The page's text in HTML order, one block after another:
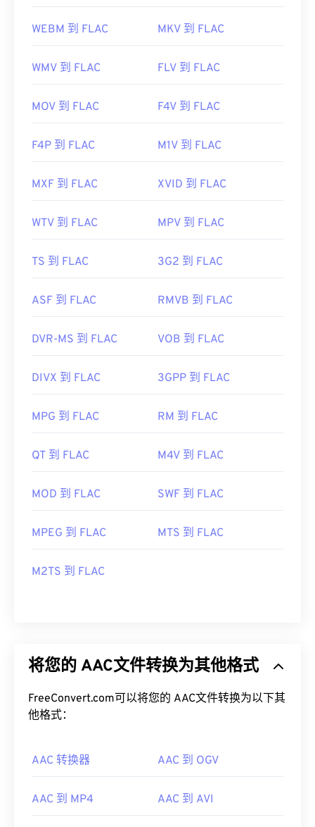
WEBM 到 FLAC MKV 到 FLAC
WMV 到 FLAC FLV 到 FLAC
MOV 到 FLAC F4V 到 FLAC
F4P 到 FLAC M1V 到 FLAC
MXF 到 FLAC XVID 到 FLAC
WTV 到 FLAC MPV 到 FLAC
TS 到 FLAC 3G2 到 FLAC
ASF 到 FLAC RMVB 到 FLAC
DVR-MS 到 FLAC VOB 到 FLAC
DIVX 到 FLAC 3GPP 到 FLAC
MPG 到 FLAC RM 到 FLAC
QT 到 FLAC M4V 到 FLAC
MOD 到 FLAC SWF 到 FLAC
MPEG 到 FLAC MTS 到 FLAC
M2TS 到 FLAC
将您的 AAC文件转换为其他格式
FreeConvert.com可以将您的 AAC文件转换为以下其
他格式：
AAC 转换器 AAC 到 OGV
AAC 到 MP4 AAC 到 AVI